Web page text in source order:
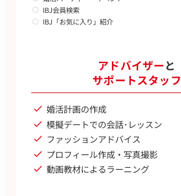
IBJ会員検索
IBJ「お気に入り」紹介
アドバイザーと
サポートスタッフ
婚活計画の作成
模擬デートでの会話･レッスン
ファッションアドバイス
プロフィール作成・写真撮影
動画教材によるラーニング